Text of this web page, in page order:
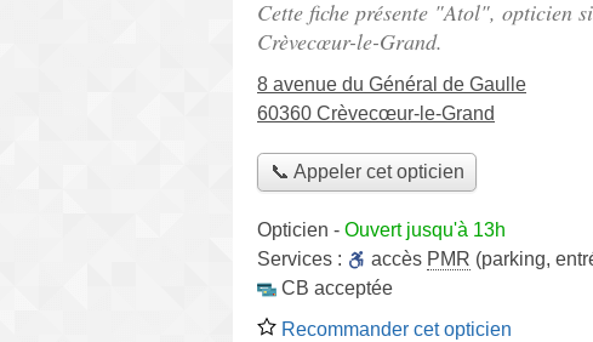
Cette fiche présente "Atol", opticien
Crèvecœur-le-Grand.
8 avenue du Général de Gaulle
60360 Crèvecœur-le-Grand
📞 Appeler cet opticien
Opticien - Ouvert jusqu'à 13h
Services :
accès PMR (parking,
CB acceptée
Recommander cet opticien